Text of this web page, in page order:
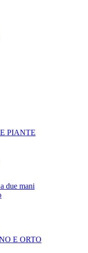
PIANTE
due mani
E ORTO